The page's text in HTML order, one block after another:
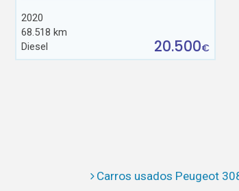
2020
68.518 km
Diesel
20.500€
Carros usados Peugeot